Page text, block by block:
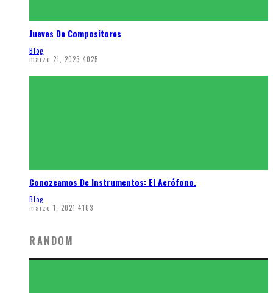
Jueves De Compositores
Blog
marzo 21, 2023 4025
Conozcamos De Instrumentos: El Aerófono.
Blog
marzo 1, 2021 4103
RANDOM